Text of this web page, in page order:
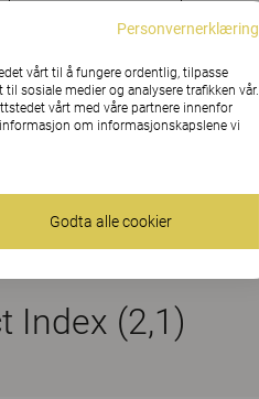
Index (2,1)
Personvernerklæring
vårt til å fungere ordentlig, tilpasse
sosiale medier og analysere trafikken vår.
vårt med våre partnere innenfor
om informasjonskapslene vi
Godta alle cookier